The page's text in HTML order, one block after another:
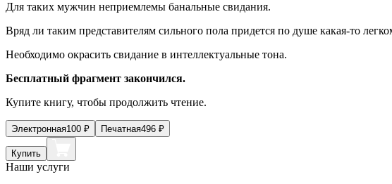
Для таких мужчин неприемлемы банальные свидания.
Вряд ли таким представителям сильного пола придется по душе какая-то
Необходимо окрасить свидание в интеллектуальные тона.
Бесплатный фрагмент закончился.
Купите книгу, чтобы продолжить чтение.
Электронная100 ₽ Печатная496 ₽
Купить
Наши услуги